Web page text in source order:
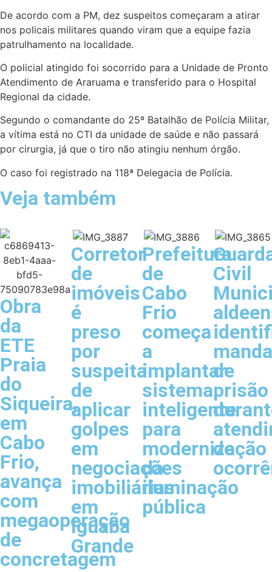
De acordo com a PM, dez suspeitos começaram a atirar
nos policais militares quando viram que a equipe fazia
patrulhamento na localidade.
O policial atingido foi socorrido para a Unidade de Pronto
Atendimento de Araruama e transferido para o Hospital
Regional da cidade.
Segundo o comandante do 25º Batalhão de Polícia Militar,
a vítima está no CTI da unidade de saúde e não passará
por cirurgia, já que o tiro não atingiu nenhum órgão.
O caso foi registrado na 118ª Delegacia de Polícia.
Veja também
Obra
da
ETE
Praia
do
Siqueira,
em
Cabo
Frio,
avança
com
megaoperação
de
concretagem
Corretor
de
imóveis
é
preso
por
suspeita
de
aplicar
golpes
em
negociações
imobiliárias
em
Iguaba
Grande
Prefeitura
de
Cabo
Frio
começa
a
implantar
sistema
inteligente
para
modernização
da
iluminação
pública
Civil
de
prisão
de